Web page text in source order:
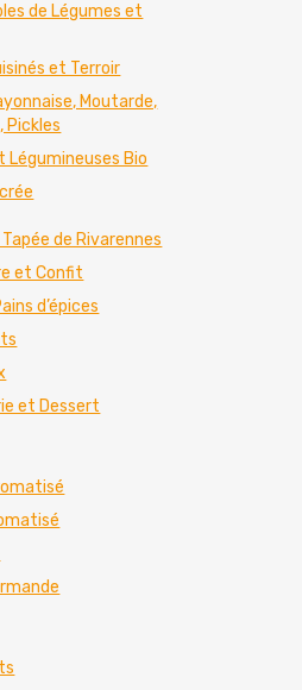
de Légumes et
et Terroir
Moutarde,
Pickles
Légumineuses Bio
Tapée de Rivarennes
et Confit
d’épices
et Dessert